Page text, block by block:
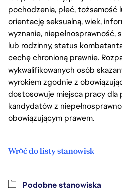
pochodzenia, płeć, tożsamość
orientację seksualną, wiek,
wyznanie, niepełnosprawność,
lub rodzinny, status
cechę chronioną prawnie.
wykwalifikowanych osób
wyrokiem zgodnie z
dostosowuje miejsca pracy dla
kandydatów z
obowiązującym prawem.
Wróć do listy stanowisk
Podobne stanowiska